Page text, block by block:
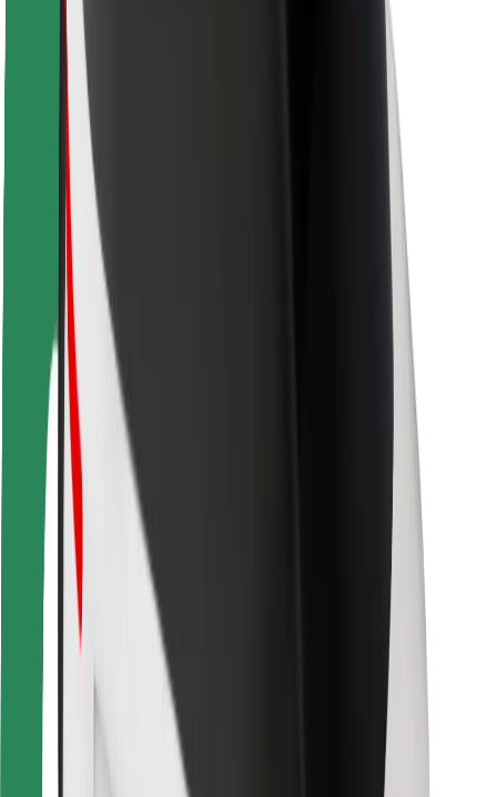
Πόλεις
Τοποθεσίες
Λύσεις για την πόλη
Αεροδρόμια
Bolt Αποβάθρες Φόρτισης
Υποστήριξη
Για επιβάτες
Για τους οδηγούς
Για μεταφορείς
Bolt Food
Για ιδιοκτήτες στόλου οχημάτων
Για εστιατόρια
Bolt for Business
Προμηθευτές